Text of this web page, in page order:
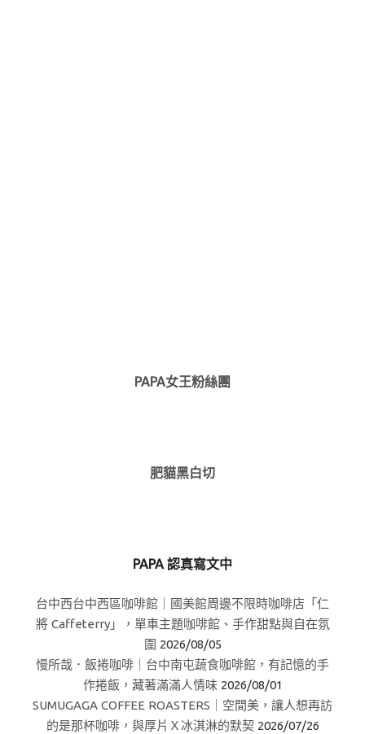
PAPA女王粉絲團
肥貓黑白切
PAPA 認真寫文中
台中西台中西區咖啡館｜國美館周邊不限時咖啡店「仁
將 Caffeterry」，單車主題咖啡館、手作甜點與自在氛
圍 2026/08/05
慢所哉．飯捲咖啡｜台中南屯蔬食咖啡館，有記憶的手
作捲飯，藏著滿滿人情味 2026/08/01
SUMUGAGA COFFEE ROASTERS｜空間美，讓人想再訪
的是那杯咖啡，與厚片Ｘ冰淇淋的默契 2026/07/26